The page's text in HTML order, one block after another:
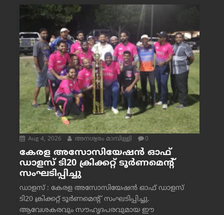
Aug 4, 2026 അനശ്വരം മാമ്പിള്ളി 0
കേരള അസോസിയേഷൻ ഓഫ്
ഡാളസ് ടി20 ക്രിക്കറ്റ് ടൂർണമെന്റ്
സംഘടിപ്പിച്ചു
ഡാളസ് : കേരള അസോസിയേഷൻ ഓഫ് ഡാളസ്
ടി20 ക്രിക്കറ്റ് ടൂർണമെന്റ് സംഘടിപ്പിച്ചു.
ആവേശകരവും സൗഹൃദപരവുമായ ഈ